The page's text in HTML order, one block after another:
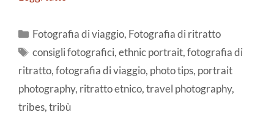
Fotografia di viaggio, Fotografia di ritratto
consigli fotografici,ethnic portrait,fotografia di
ritratto,fotografia di viaggio, photo tips, portrait
photography, ritratto etnico,travel photography,
tribes,tribù